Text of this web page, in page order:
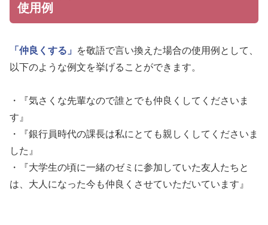
使用例
「仲良くする」
を敬語で言い換えた場合の使用例として、
以下のような例文を挙げることができます。
・『気さくな先輩なので誰とでも仲良くしてくださいま
す』
・『銀行員時代の課長は私にとても親しくしてくださいま
した』
・『大学生の頃に一緒のゼミに参加していた友人たちと
は、大人になった今も仲良くさせていただいています』